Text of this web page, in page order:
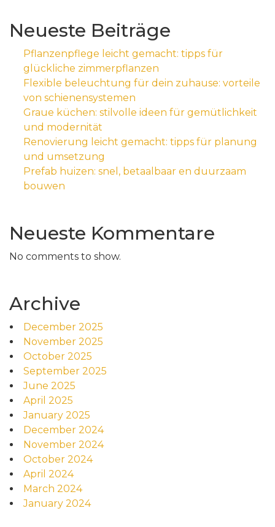
Neueste Beiträge
Pflanzenpflege leicht gemacht: tipps für
glückliche zimmerpflanzen
Flexible beleuchtung für dein zuhause: vorteile
von schienensystemen
Graue küchen: stilvolle ideen für gemütlichkeit
und modernität
Renovierung leicht gemacht: tipps für planung
und umsetzung
Prefab huizen: snel, betaalbaar en duurzaam
bouwen
Neueste Kommentare
No comments to show.
Archive
December 2025
November 2025
October 2025
September 2025
June 2025
April 2025
January 2025
December 2024
November 2024
October 2024
April 2024
March 2024
January 2024